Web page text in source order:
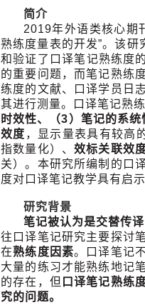
简介
2019年外语类核心期
熟练度量表的开发”。该研
和验证了口译笔记熟练度
的重要问题，而笔记熟练
练度的文献、口译学员日
其进行测量。口译笔记熟
时效性、（3）笔记的系
效度 ，显示量表具有较高
指数量化）、效标关联效
关）。本研究所编制的口
度对口译笔记教学具有启
研究背景
笔记被认为是交替传
往口译笔记研究主要探讨
在熟练度因素。口译笔记
大量的练习才能熟练地记
的存在，但 口译笔记熟练
究的问题。